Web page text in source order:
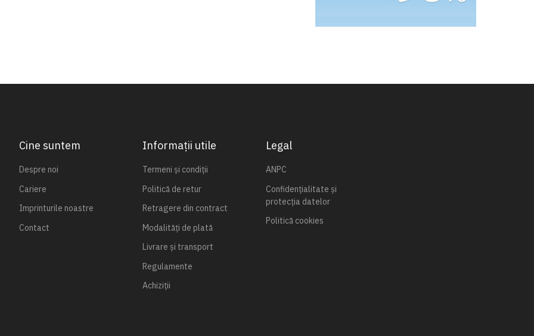
Cine suntem
Despre noi
Cariere
Imprinturile noastre
Contact
Informații utile
Termeni și condiții
Politică de retur
Retragere din contract
Modalități de plată
Livrare și transport
Regulamente
Achiziții
Legal
ANPC
Confidențialitate și
protecția datelor
Politică cookies